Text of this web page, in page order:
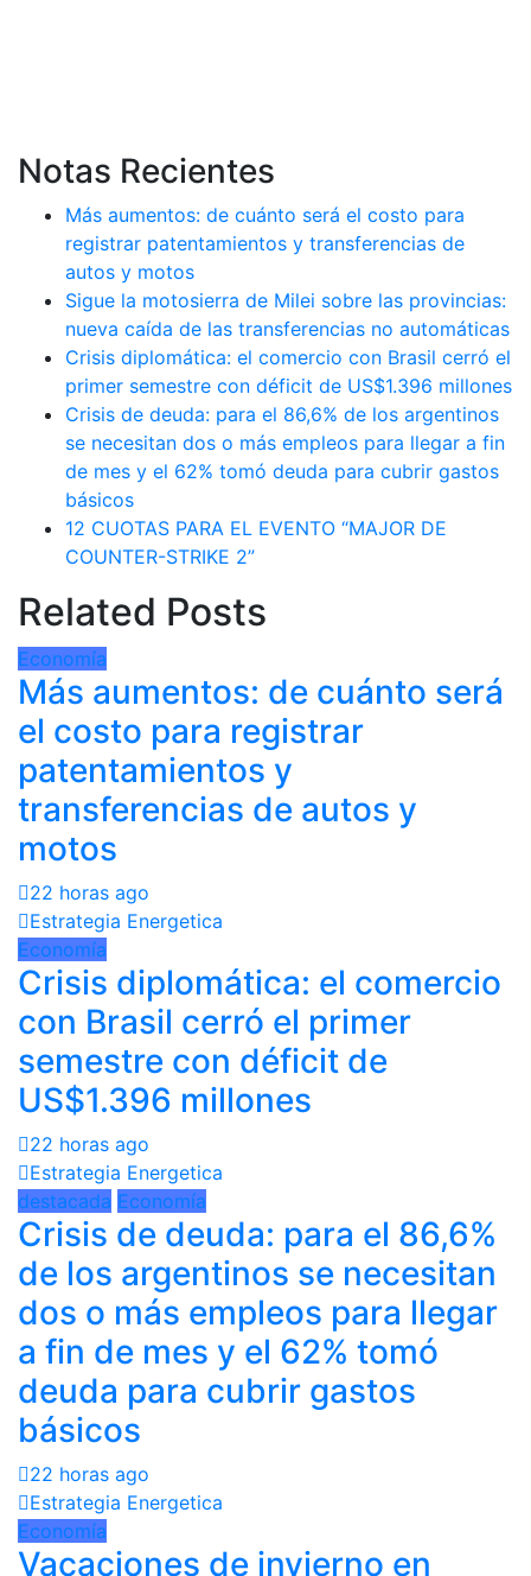
Notas Recientes
Más aumentos: de cuánto será el costo para
registrar patentamientos y transferencias de
autos y motos
Sigue la motosierra de Milei sobre las provincias:
nueva caída de las transferencias no automáticas
Crisis diplomática: el comercio con Brasil cerró el
primer semestre con déficit de US$1.396 millones
Crisis de deuda: para el 86,6% de los argentinos
se necesitan dos o más empleos para llegar a fin
de mes y el 62% tomó deuda para cubrir gastos
básicos
12 CUOTAS PARA EL EVENTO “MAJOR DE
COUNTER-STRIKE 2”
Related Posts
Economía
Más aumentos: de cuánto será
el costo para registrar
patentamientos y
transferencias de autos y
motos
22 horas ago
Estrategia Energetica
Economía
Crisis diplomática: el comercio
con Brasil cerró el primer
semestre con déficit de
US$1.396 millones
22 horas ago
Estrategia Energetica
destacada Economía
Crisis de deuda: para el 86,6%
de los argentinos se necesitan
dos o más empleos para llegar
a fin de mes y el 62% tomó
deuda para cubrir gastos
básicos
22 horas ago
Estrategia Energetica
Economía
Vacaciones de invierno en